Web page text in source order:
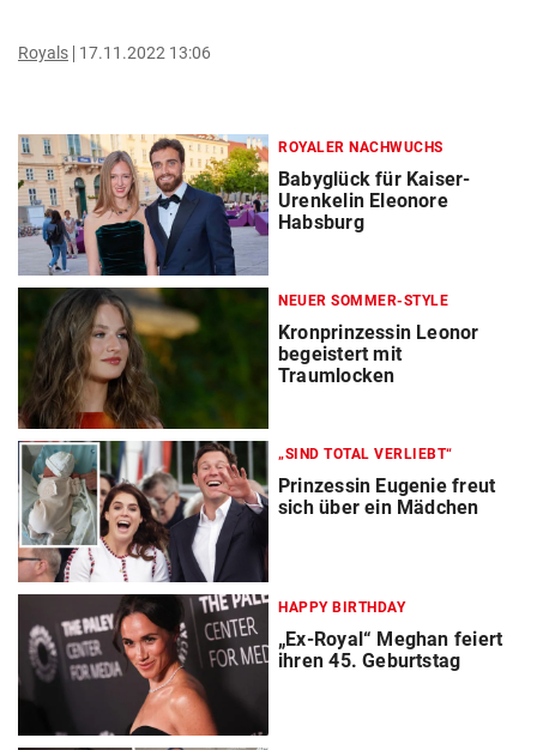
Royals 17.11.2022 13:06
ROYALER NACHWUCHS
Babyglück für Kaiser-
Urenkelin Eleonore
Habsburg
NEUER SOMMER-STYLE
Kronprinzessin Leonor
begeistert mit
Traumlocken
„SIND TOTAL VERLIEBT“
Prinzessin Eugenie freut
sich über ein Mädchen
HAPPY BIRTHDAY
„Ex-Royal“ Meghan feiert
ihren 45. Geburtstag